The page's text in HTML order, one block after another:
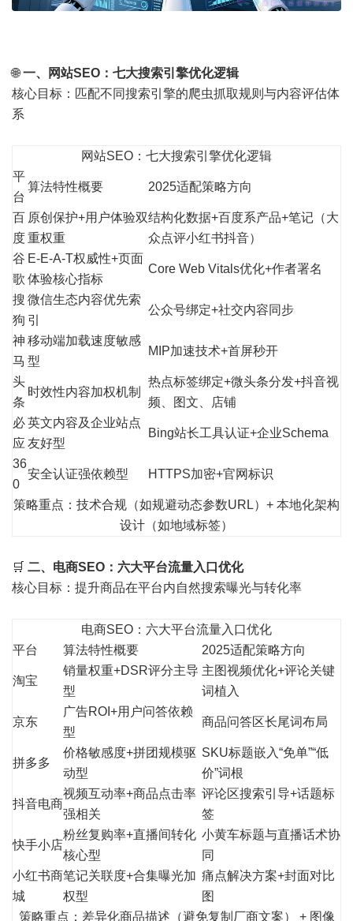
🌐一、网站SEO：七大搜索引擎优化逻辑
核心目标：匹配不同搜索引擎的爬虫抓取规则与内容评估体
系
网站SEO：七大搜索引擎优化逻辑
平
台
算法特性概要 2025适配策略方向
百
度
原创保护+用户体验双
重权重
结构化数据+百度系产品+笔记（大
众点评小红书抖音）
谷
歌
E-E-A-T权威性+页面
体验核心指标
Core Web Vitals优化+作者署名
搜
狗
微信生态内容优先索
引
公众号绑定+社交内容同步
神
马
移动端加载速度敏感
型
MIP加速技术+首屏秒开
头
条
时效性内容加权机制
热点标签绑定+微头条分发+抖音视
频、图文、店铺
必
应
英文内容及企业站点
友好型
Bing站长工具认证+企业Schema
36
0
安全认证强依赖型 HTTPS加密+官网标识
策略重点：技术合规（如规避动态参数URL）+ 本地化架构
设计（如地域标签）
🛒 二、电商SEO：六大平台流量入口优化
核心目标：提升商品在平台内自然搜索曝光与转化率
电商SEO：六大平台流量入口优化
平台
算法特性概要 2025适配策略方向
淘宝
销量权重+DSR评分主导
型
主图视频优化+评论关键
词植入
京东
广告ROI+用户问答依赖
型
商品问答区长尾词布局
拼多多
价格敏感度+拼团规模驱
动型
SKU标题嵌入“免单”“低
价”词根
抖音电商
视频互动率+商品点击率
强相关
评论区搜索引导+话题标
签
快手小店
粉丝复购率+直播间转化
核心型
小黄车标题与直播话术协
同
小红书商
城
笔记关联度+合集曝光加
权型
痛点解决方案+封面对比
图
策略重点：差异化商品描述（避免复制厂商文案） + 图像